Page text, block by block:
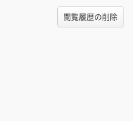
閲覧履歴の削除